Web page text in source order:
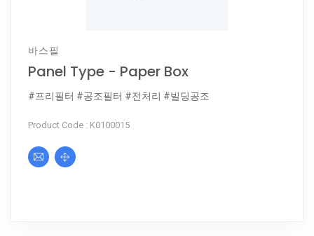
바스필
Panel Type - Paper Box
#프리필터 #공조필터 #전처리 #빌딩공조
Product Code : K0100015